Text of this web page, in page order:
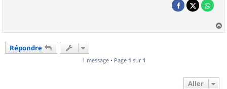
a
Répondre
1 message • Page 1 sur 1
Aller